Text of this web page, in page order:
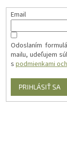
Email
Odoslaním
mailu, udeľujem
s podmienkami
PRIHLÁSIŤ SA